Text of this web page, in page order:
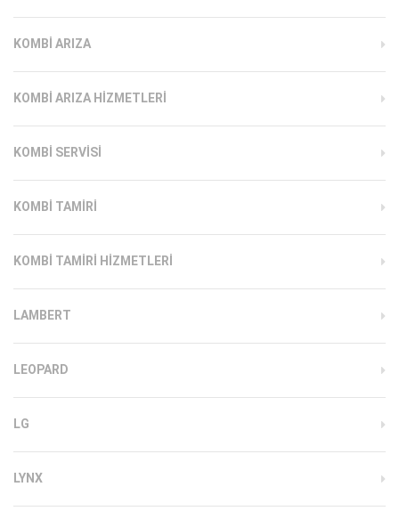
KOMBI ARIZA
KOMBI ARIZA HIZMETLERI
KOMBI SERVISI
KOMBI TAMIRI
KOMBI TAMIRI HIZMETLERI
LAMBERT
LEOPARD
LG
LYNX